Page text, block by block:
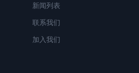
新闻列表
联系我们
加入我们